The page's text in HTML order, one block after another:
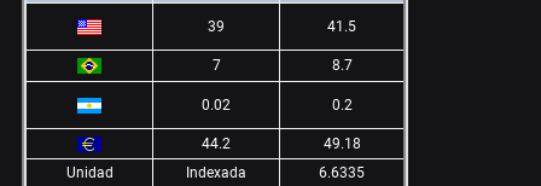
39 41.5
7 8.7
0.02 0.2
44.2
49.18
Unidad
Indexada 6.6335